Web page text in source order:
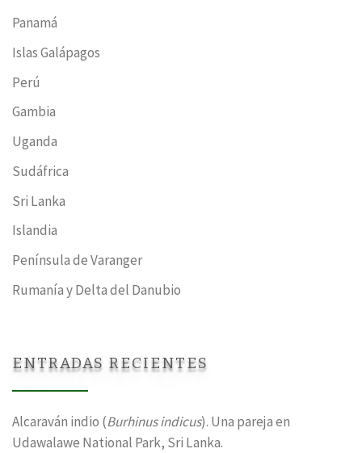
Panamá
Islas Galápagos
Perú
Gambia
Uganda
Sudáfrica
Sri Lanka
Islandia
Península de Varanger
Rumanía y Delta del Danubio
ENTRADAS RECIENTES
Alcaraván indio (Burhinus indicus). Una pareja en
Udawalawe National Park, Sri Lanka.